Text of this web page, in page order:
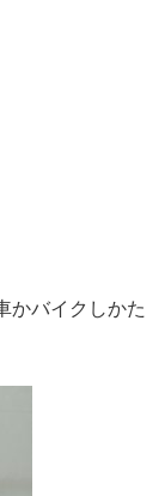
かバイクしかた